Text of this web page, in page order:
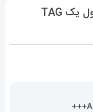
ساعتمچی مردانه تگ هویر فرمول یک TAG